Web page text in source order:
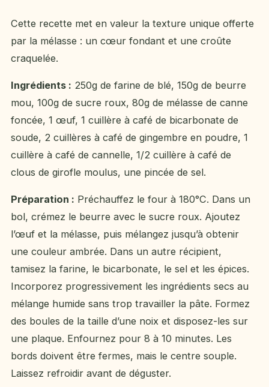
Cette recette met en valeur la texture unique offerte
par la mélasse : un cœur fondant et une croûte
craquelée.
Ingrédients : 250g de farine de blé, 150g de beurre
mou, 100g de sucre roux, 80g de mélasse de canne
foncée, 1 œuf, 1 cuillère à café de bicarbonate de
soude, 2 cuillères à café de gingembre en poudre, 1
cuillère à café de cannelle, 1/2 cuillère à café de
clous de girofle moulus, une pincée de sel.
Préparation : Préchauffez le four à 180°C. Dans un
bol, crémez le beurre avec le sucre roux. Ajoutez
l’œuf et la mélasse, puis mélangez jusqu’à obtenir
une couleur ambrée. Dans un autre récipient,
tamisez la farine, le bicarbonate, le sel et les épices.
Incorporez progressivement les ingrédients secs au
mélange humide sans trop travailler la pâte. Formez
des boules de la taille d’une noix et disposez-les sur
une plaque. Enfournez pour 8 à 10 minutes. Les
bords doivent être fermes, mais le centre souple.
Laissez refroidir avant de déguster.